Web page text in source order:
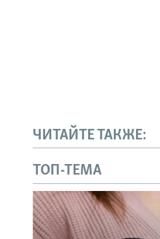
ЧИТАЙТЕ ТАКЖЕ:
ТОП-ТЕМА